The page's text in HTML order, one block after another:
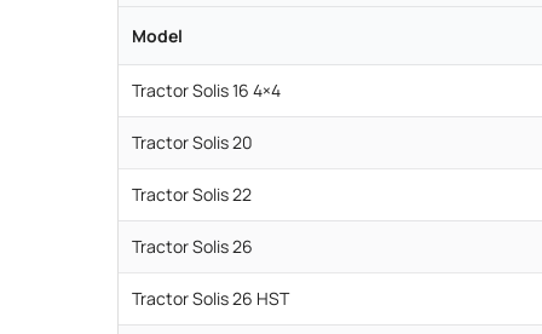
Model
Tractor Solis 16 4×4
Tractor Solis 20
Tractor Solis 22
Tractor Solis 26
Tractor Solis 26 HST